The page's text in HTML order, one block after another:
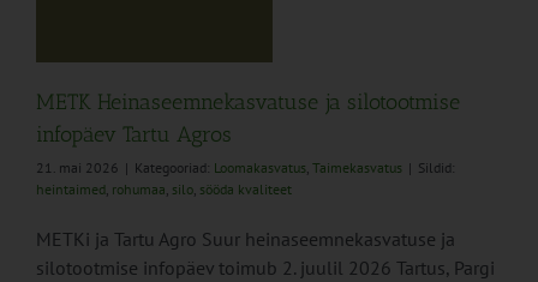
METK Heinaseemnekasvatuse ja silotootmise
infopäev Tartu Agros
21. mai 2026 | Kategooriad: Loomakasvatus, Taimekasvatus | Sildid:
heintaimed, rohumaa, silo, sööda kvaliteet
METKi ja Tartu Agro Suur heinaseemnekasvatuse ja
silotootmise infopäev toimub 2. juulil 2026 Tartus, Pargi